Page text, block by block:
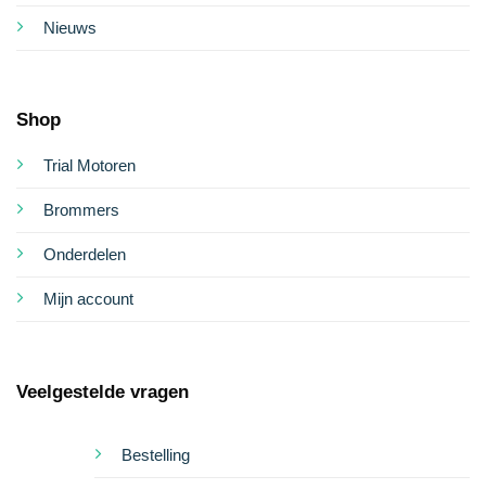
Nieuws
Shop
Trial Motoren
Brommers
Onderdelen
Mijn account
Veelgestelde vragen
Bestelling